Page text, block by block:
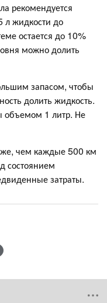
рекомендуется
л жидкости до
остается до 10%
можно долить
запасом, чтобы
долить жидкость.
объемом 1 литр. Не
чем каждые 500 км
состоянием
затраты.